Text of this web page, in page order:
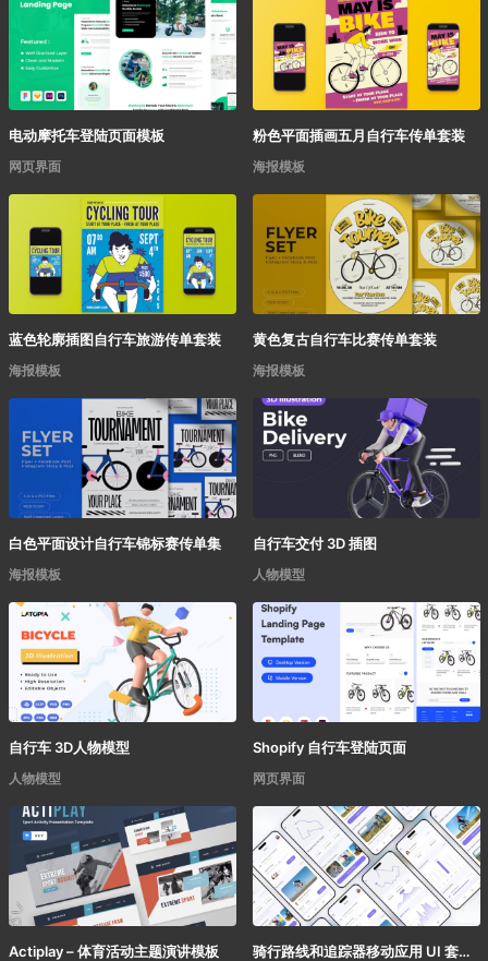
电动摩托车登陆页面模板
网页界面
粉色平面插画五月自行车传单套装
海报模板
蓝色轮廓插图自行车旅游传单套装
海报模板
黄色复古自行车比赛传单套装
海报模板
白色平面设计自行车锦标赛传单集
海报模板
自行车交付 3D 插图
人物模型
自行车 3D人物模型
人物模型
Shopify 自行车登陆页面
网页界面
Actiplay – 体育活动主题演讲模板 骑行路线和追踪器移动应用 UI 套件